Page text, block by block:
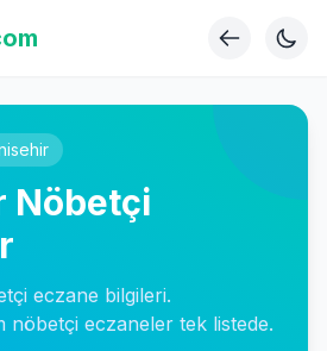
Nöbetçi
eczane bilgileri.
nöbetçi eczaneler tek listede.